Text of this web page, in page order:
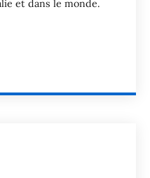
et dans le monde.